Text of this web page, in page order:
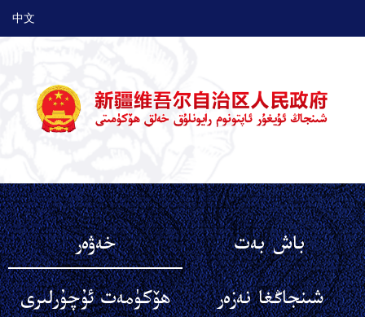
中文
باش بەت
خەۋەر
شىنجاڭغا نەزەر
ھۆكۈمەت ئۇچۇرلىرى